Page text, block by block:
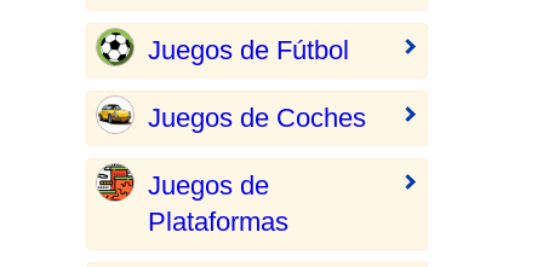
Juegos de Fútbol
Juegos de Coches
Juegos de
Plataformas